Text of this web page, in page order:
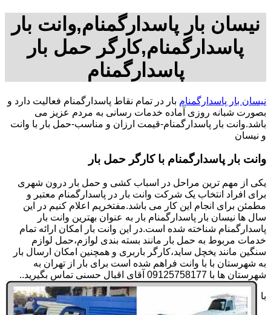
نیسان بار پاسدارگمنام,وانت بار
پاسدارگمنام,کارگر حمل بار
پاسدارگمنام
نیسان بار پاسدارگمنام بار در تمام نقاط پاسدارگمنام فعالیت دارد و
بصورت شبانه روزی آماده خدمات رسانی به مردم عزیز می
باشد.وانت بار پاسدارگمنام-قیمت ارزان و مناسب-حمل بار با وانت
و نیسان
وانت بار پاسدارگمنام با کارگر حمل بار
یکی از مهم ترین مراحل در اسباب کشی و حمل بار درون شهری
برای افراد انتخاب یک شرکت وانت بار در پاسدارگمنام معتبر و
مطمئن برای انجام این کار می باشد.مفتخریم اعلام کنیم در این
سال ها نیسان بار پاسدارگمنام بار به عنوان بهترین وانت بار
پاسدارگمنام شناخته شده است.در این وانت بار امکان ارائه تمام
خدمات مربوط به حمل بار مانند بسته بندی لوازم،حمل لوازم
سنگین مانند یخچل ساید،کارگر باربری و همچنین امکان ارسال بار
به شهرستان با با وانت فراهم شده است برای بار از تهران به
شهرستان ها با 09125758177 آقای اقبال حسنی تماس بگیرید..
با